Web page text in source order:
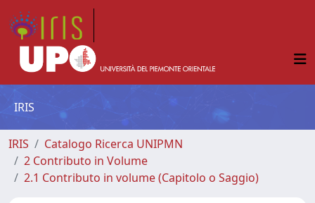
IRIS
IRIS
Catalogo Ricerca UNIPMN
2 Contributo in Volume
2.1 Contributo in volume (Capitolo o Saggio)